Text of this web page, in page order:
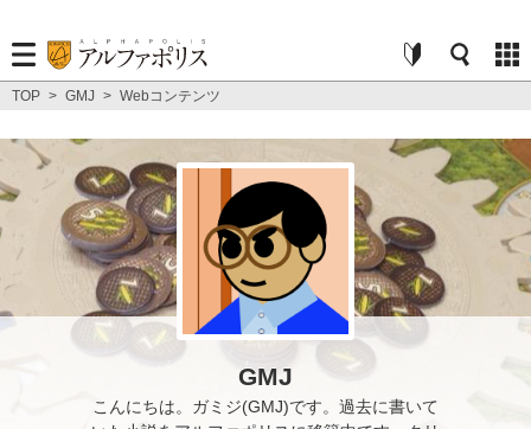
TOP > GMJ > Webコンテンツ
GMJ
こんにちは。ガミジ(GMJ)です。過去に書いて